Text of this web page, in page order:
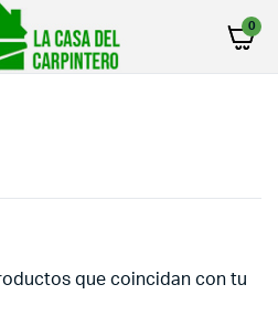
0
que coincidan con tu